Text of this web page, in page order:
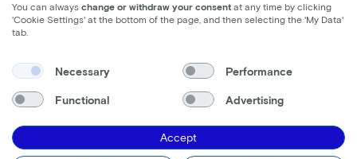
City bikes
Adapted bikes
You can always change or withdraw your consent at any time by clicking
'Cookie Settings' at the bottom of the page, and then selecting the 'My Data'
tab.
Necessary Performance
Functional Advertising
Accept